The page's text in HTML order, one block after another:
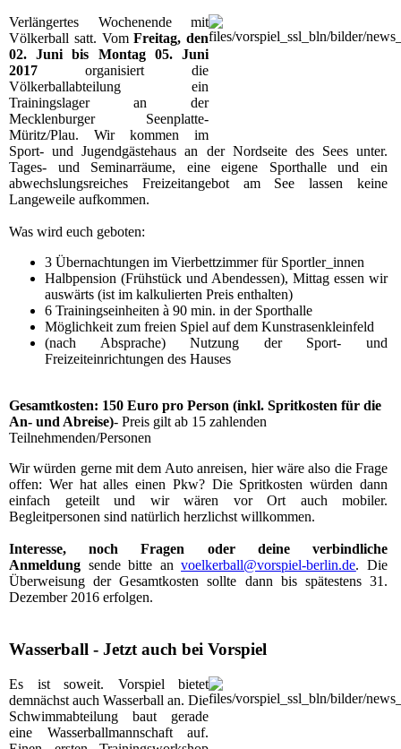
Verlängertes Wochenende mit
Völkerball satt. VomFreitag, den
02. Juni bis Montag 05. Juni
2017 organisiert die
Völkerballabteilung ein
Trainingslager an der
Mecklenburger Seenplatte-
Müritz/Plau. Wir kommen im
Sport- und Jugendgästehaus an der Nordseite des Sees unter.
Tages- und Seminarräume, eine eigene Sporthalle und ein
abwechslungsreiches Freizeitangebot am See lassen keine
Langeweile aufkommen.
Was wird euch geboten:
3 Übernachtungen im Vierbettzimmer für Sportler_innen
Halbpension (Frühstück und Abendessen), Mittag essen wir
auswärts (ist im kalkulierten Preis enthalten)
6 Trainingseinheiten à 90 min. in der Sporthalle
Möglichkeit zum freien Spiel auf dem Kunstrasenkleinfeld
(nach Absprache) Nutzung der Sport- und
Freizeiteinrichtungen des Hauses
Gesamtkosten: 150 Euro pro Person (inkl. Spritkosten für die
An- und Abreise)- Preis gilt ab 15 zahlenden
Teilnehmenden/Personen
Wir würden gerne mit dem Auto anreisen, hier wäre also die Frage
offen: Wer hat alles einen Pkw? Die Spritkosten würden dann
einfach geteilt und wir wären vor Ort auch mobiler.
Begleitpersonen sind natürlich herzlichst willkommen.
Interesse, noch Fragen oder deine verbindliche
Anmeldung sende bitte anvoelkerball@vorspiel-berlin.de. Die
Überweisung der Gesamtkosten sollte dann bis spätestens 31.
Dezember 2016 erfolgen.
Wasserball - Jetzt auch bei Vorspiel
Es ist soweit. Vorspiel bietet
demnächst auch Wasserball an. Die
Schwimmabteilung baut gerade
eine Wasserballmannschaft auf.